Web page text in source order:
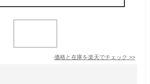
価格と在庫を楽天でチェック >>